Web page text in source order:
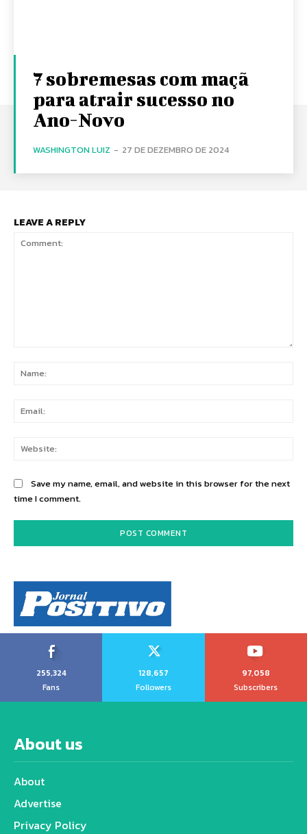
7 sobremesas com maçã
para atrair sucesso no
Ano-Novo
WASHINGTON LUIZ - 27 DE DEZEMBRO DE 2024
LEAVE A REPLY
Save my name, email, and website in this browser for the next
time I comment.
255,324
Fans
128,657
Followers
97,058
Subscribers
About us
About
Advertise
Privacy Policy